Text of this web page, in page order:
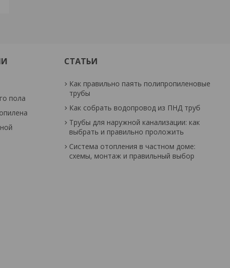
пола
СТАТЬИ
Как правильно паять полипропиленовые
трубы
Как собрать водопровод из ПНД труб
Трубы для наружной канализации: как
выбрать и правильно проложить
Система отопления в частном доме:
схемы, монтаж и правильный выбор